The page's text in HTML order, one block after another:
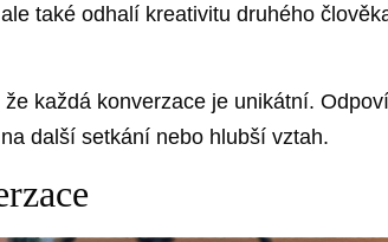
také odhalí kreativitu druhého
každá konverzace je unikátní.
další setkání nebo hlubší vztah.